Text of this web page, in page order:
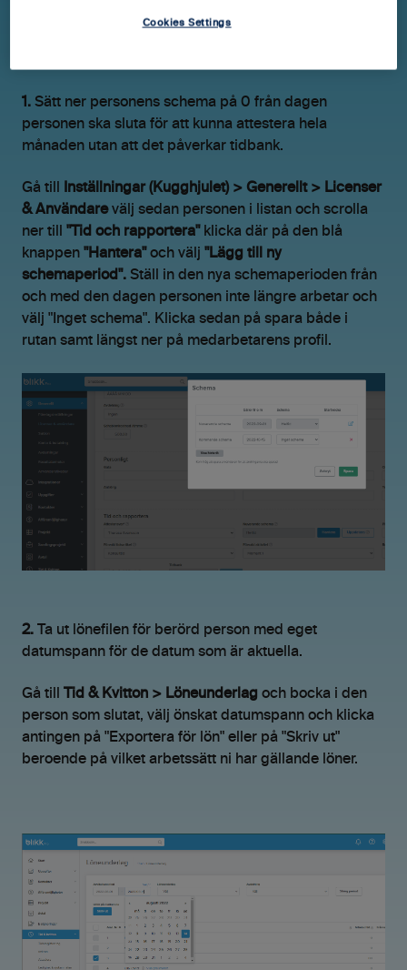
månad finns det 2 sätt att hantera detta på.
1. Sätt ner personens schema på 0 från dagen
personen ska sluta för att kunna attestera hela
månaden utan att det påverkar tidbank.
Gå till Inställningar (Kugghjulet) > Generellt > Licenser
& Användarevälj sedan personen i listan och scrolla
ner till "Tid och rapportera" klicka där på den blå
knappen "Hantera"och välj "Lägg till ny
schemaperiod". Ställ in den nya schemaperioden från
och med den dagen personen inte längre arbetar och
välj "Inget schema". Klicka sedan på spara både i
rutan samt längst ner på medarbetarens profil.
2. Ta ut lönefilen för berörd person med eget
datumspann för de datum som är aktuella.
Gå till Tid & Kvitton > Löneunderlag och bocka i den
person som slutat, välj önskat datumspann och klicka
antingen på "Exportera för lön" eller på "Skriv ut"
beroende på vilket arbetssätt ni har gällande löner.
Cookies Settings